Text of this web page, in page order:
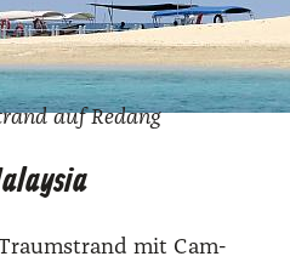
auf Redang
mit Cam­